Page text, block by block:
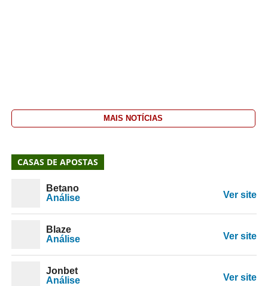
MAIS NOTÍCIAS
CASAS DE APOSTAS
Betano
Análise
Ver site
Blaze
Análise
Ver site
Jonbet
Análise
Ver site